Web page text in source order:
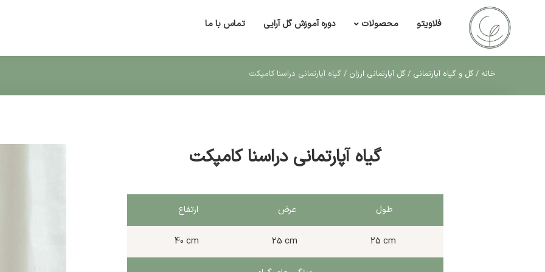
فلاویتو محصولات دوره آموزش گل آرایی تماس با ما
خانه / گل و گیاه آپارتمانی / گل آپارتمانی ارزان /گیاه آپارتمانی دراسنا کامپکت
گیاه آپارتمانی دراسنا کامپکت
طول عرض ارتفاع
40 cm 25 cm 25 cm